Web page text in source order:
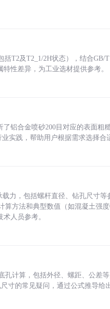
T2及T2_1/2H状态），结合GB/
性差异，为工业选材提供参考。
铝合金喷砂200目对应的表面粗
实践，帮助用户根据需求选择合
力，包括螺杆直径、钻孔尺寸
算方法和典型数值（如混凝土强
人员参考。
孔计算，包括外径、螺距、公差
尺寸的常见疑问，通过公式推导